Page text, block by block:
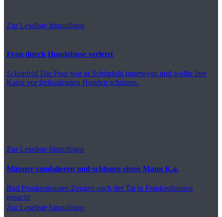
Zur Leseliste hinzufügen
Frau durch Hundebisse verletzt
Schönfeld Die Frau war in Schönfeld unterwegs und wollte ihre
Katze vor freilaufenden Hunden schützen.
Zur Leseliste hinzufügen
Männer randalieren und schlagen einen Mann K.o.
Bad Frankenhausen Zeugen nach der Tat in Frankenhausen
gesucht
Zur Leseliste hinzufügen